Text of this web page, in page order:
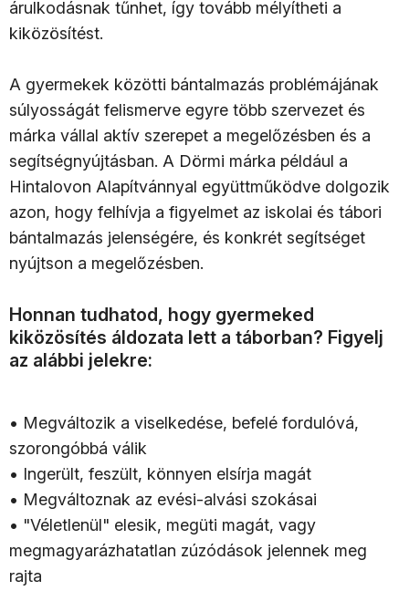
árulkodásnak tűnhet, így tovább mélyítheti a
kiközösítést.
A gyermekek közötti bántalmazás problémájának
súlyosságát felismerve egyre több szervezet és
márka vállal aktív szerepet a megelőzésben és a
segítségnyújtásban. A Dörmi márka például a
Hintalovon Alapítvánnyal együttműködve dolgozik
azon, hogy felhívja a figyelmet az iskolai és tábori
bántalmazás jelenségére, és konkrét segítséget
nyújtson a megelőzésben.
Honnan tudhatod, hogy gyermeked
kiközösítés áldozata lett a táborban? Figyelj
az alábbi jelekre:
• Megváltozik a viselkedése, befelé fordulóvá,
szorongóbbá válik
• Ingerült, feszült, könnyen elsírja magát
• Megváltoznak az evési-alvási szokásai
• "Véletlenül" elesik, megüti magát, vagy
megmagyarázhatatlan zúzódások jelennek meg
rajta